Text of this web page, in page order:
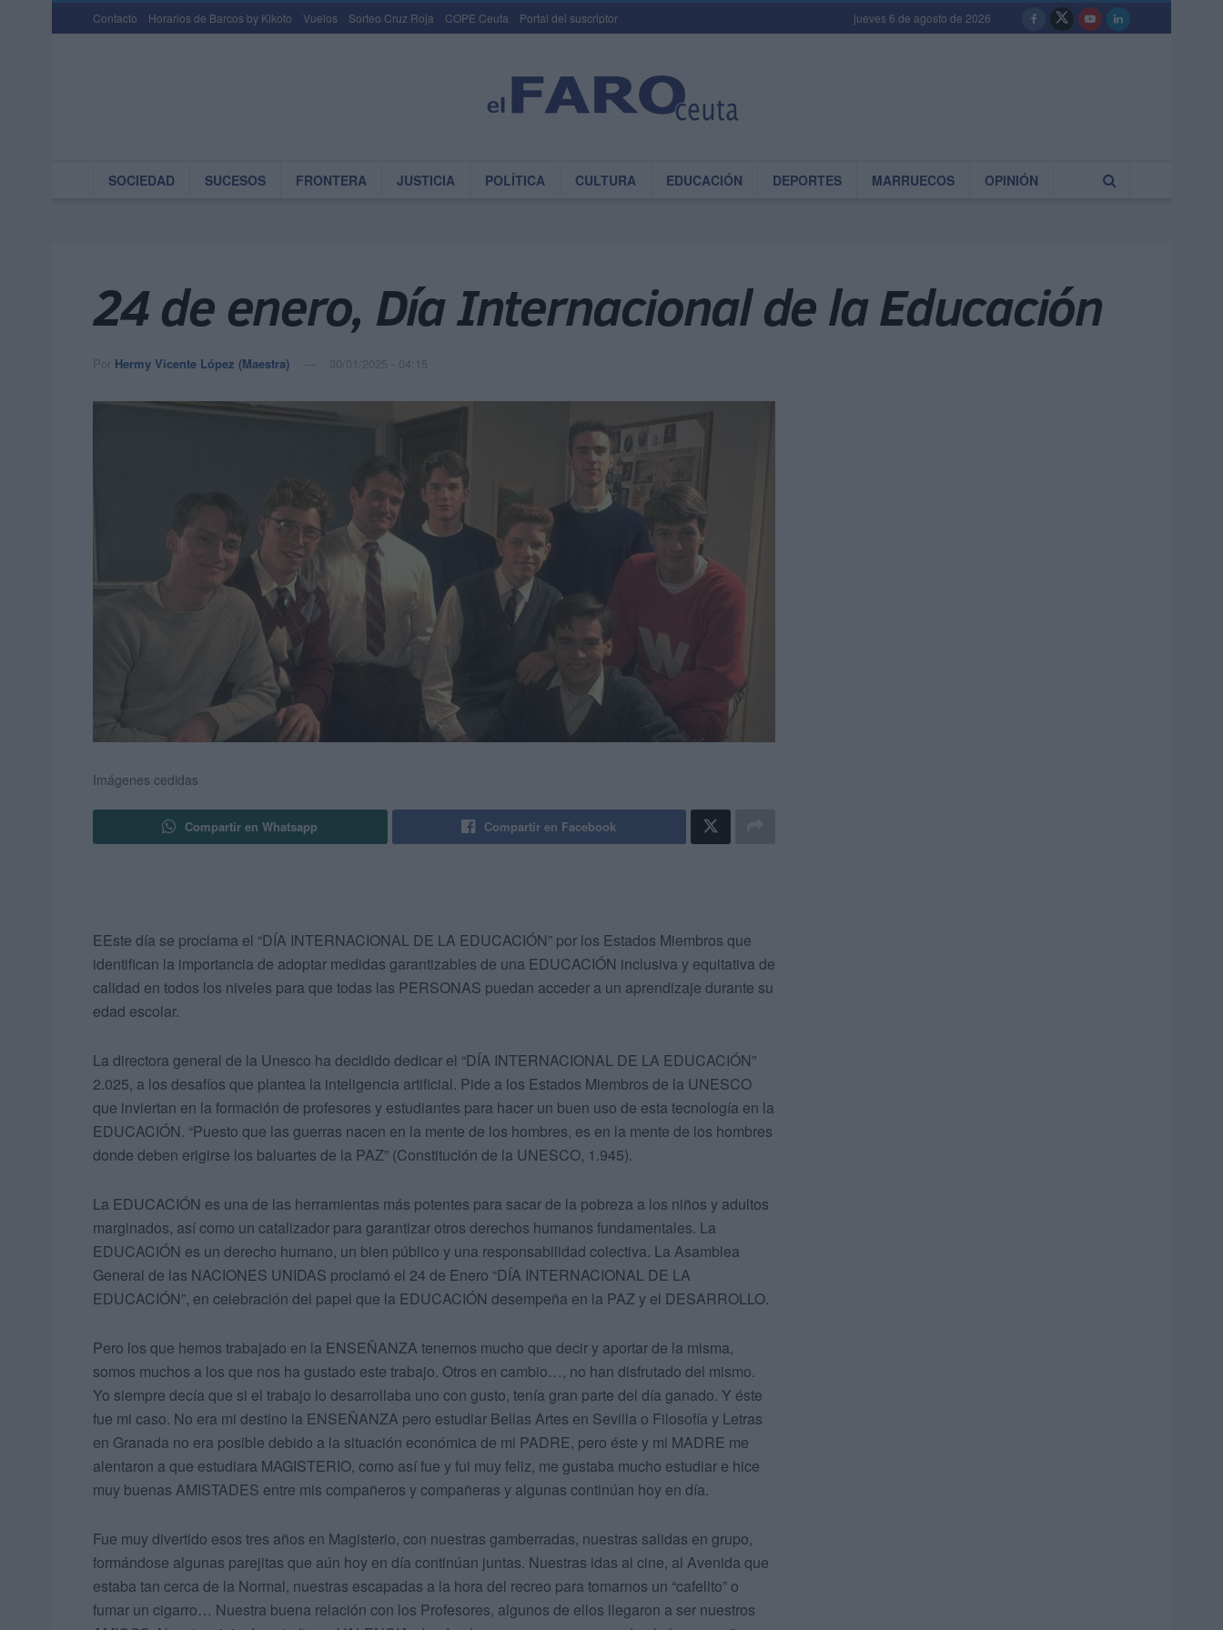
Contacto Horarios de Barcos by Kikoto Vuelos Sorteo Cruz Roja COPE Ceuta Portal del suscriptor jueves 6 de agosto de 2026
SOCIEDAD SUCESOS FRONTERA JUSTICIA POLÍTICA CULTURA EDUCACIÓN DEPORTES MARRUECOS OPINIÓN
24 de enero, Día Internacional de la Educación
Por Hermy Vicente López (Maestra) 30/01/2025 - 04:15
Imágenes cedidas
Compartir en Whatsapp Compartir en Facebook
EEste día se proclama el “DÍA INTERNACIONAL DE LA EDUCACIÓN” por los Estados Miembros que
identifican la importancia de adoptar medidas garantizables de una EDUCACIÓN inclusiva y equitativa de
calidad en todos los niveles para que todas las PERSONAS puedan acceder a un aprendizaje durante su
edad escolar.
La directora general de la Unesco ha decidido dedicar el “DÍA INTERNACIONAL DE LA EDUCACIÓN”
2.025, a los desafíos que plantea la inteligencia artificial. Pide a los Estados Miembros de la UNESCO
que inviertan en la formación de profesores y estudiantes para hacer un buen uso de esta tecnología en la
EDUCACIÓN. “Puesto que las guerras nacen en la mente de los hombres, es en la mente de los hombres
donde deben erigirse los baluartes de la PAZ” (Constitución de la UNESCO, 1.945).
La EDUCACIÓN es una de las herramientas más potentes para sacar de la pobreza a los niños y adultos
marginados, así como un catalizador para garantizar otros derechos humanos fundamentales. La
EDUCACIÓN es un derecho humano, un bien público y una responsabilidad colectiva. La Asamblea
General de las NACIONES UNIDAS proclamó el 24 de Enero “DÍA INTERNACIONAL DE LA
EDUCACIÓN”, en celebración del papel que la EDUCACIÓN desempeña en la PAZ y el DESARROLLO.
Pero los que hemos trabajado en la ENSEÑANZA tenemos mucho que decir y aportar de la misma,
somos muchos a los que nos ha gustado este trabajo. Otros en cambio…, no han disfrutado del mismo.
Yo siempre decía que si el trabajo lo desarrollaba uno con gusto, tenía gran parte del día ganado. Y éste
fue mi caso. No era mi destino la ENSEÑANZA pero estudiar Bellas Artes en Sevilla o Filosofía y Letras
en Granada no era posible debido a la situación económica de mi PADRE, pero éste y mi MADRE me
alentaron a que estudiara MAGISTERIO, como así fue y fui muy feliz, me gustaba mucho estudiar e hice
muy buenas AMISTADES entre mis compañeros y compañeras y algunas continúan hoy en día.
Fue muy divertido esos tres años en Magisterio, con nuestras gamberradas, nuestras salidas en grupo,
formándose algunas parejitas que aún hoy en día continúan juntas. Nuestras idas al cine, al Avenida que
estaba tan cerca de la Normal, nuestras escapadas a la hora del recreo para tomarnos un “cafelito” o
fumar un cigarro… Nuestra buena relación con los Profesores, algunos de ellos llegaron a ser nuestros